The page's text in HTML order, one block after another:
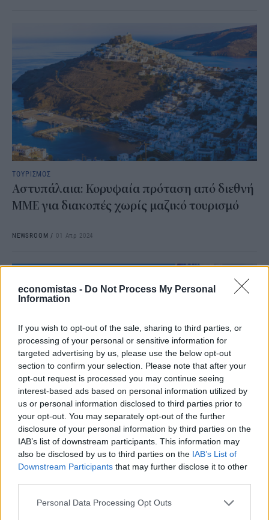
economistas - Do Not Process My Personal
Information
If you wish to opt-out of the sale, sharing to third parties, or
processing of your personal or sensitive information for
targeted advertising by us, please use the below opt-out
section to confirm your selection. Please note that after your
opt-out request is processed you may continue seeing
interest-based ads based on personal information utilized by
us or personal information disclosed to third parties prior to
your opt-out. You may separately opt-out of the further
disclosure of your personal information by third parties on the
IAB’s list of downstream participants. This information may
also be disclosed by us to third parties on the IAB’s List of
Downstream Participants that may further disclose it to other
Personal Data Processing Opt Outs
ΤΟΥΡΙΣΜΟΣ
Αστυπάλαια: Κορυφαία πρόταση από διεθνή
ΜΜΕ για διακοπές χωρίς μαζικό τουρισμό
NEWSROOM / 01 Απρ 2024
ΤΟΥΡΙΣΜΟΣ
To Conde Nast Traveler προτείνει Ελλάδα για
το 2024